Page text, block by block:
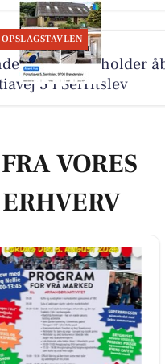
OPSLAGSTAVLEN
& Vrå holder
5 i Serritslev
VORES